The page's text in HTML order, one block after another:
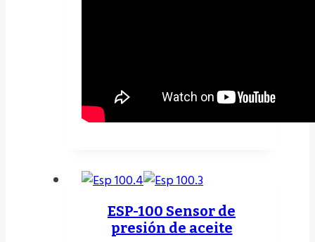
ESP-100 Sensor de
presión de aceite